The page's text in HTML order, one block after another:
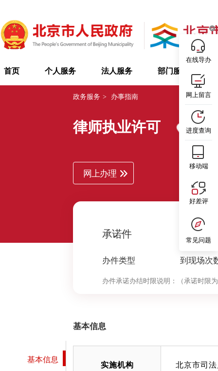
首页 个人服务 法人服务 部门服务
政务服务 > 办事指南
律师执业许可 北京市
网上办理
承诺件
办件类型
0
到现场次
办件承诺办结时限说明： （承诺时限
基本信息
基本信息
实施机构 北京市司
在线导办
网上留言
进度查询
移动端
好差评
常见问题